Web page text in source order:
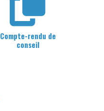
Compte-rendu de
conseil